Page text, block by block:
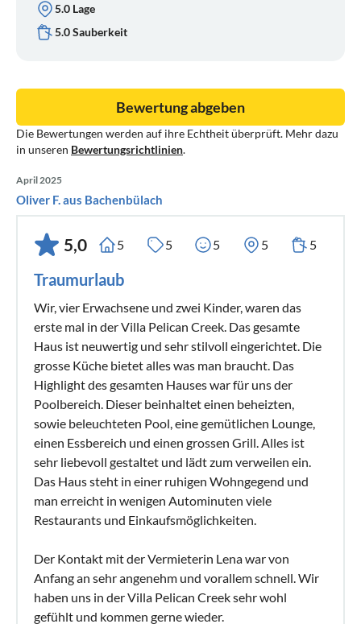
5.0 Lage
5.0 Sauberkeit
Die Bewertungen werden auf ihre Echtheit überprüft. Mehr dazu
in unseren Bewertungsrichtlinien.
Bewertung abgeben
April 2025
Oliver F. aus Bachenbülach
5,0 5 5 5 5 5
Traumurlaub
Wir, vier Erwachsene und zwei Kinder, waren das
erste mal in der Villa Pelican Creek. Das gesamte
Haus ist neuwertig und sehr stilvoll eingerichtet. Die
grosse Küche bietet alles was man braucht. Das
Highlight des gesamten Hauses war für uns der
Poolbereich. Dieser beinhaltet einen beheizten,
sowie beleuchteten Pool, eine gemütlichen Lounge,
einen Essbereich und einen grossen Grill. Alles ist
sehr liebevoll gestaltet und lädt zum verweilen ein.
Das Haus steht in einer ruhigen Wohngegend und
man erreicht in wenigen Autominuten viele
Restaurants und Einkaufsmöglichkeiten.
Der Kontakt mit der Vermieterin Lena war von
Anfang an sehr angenehm und vorallem schnell. Wir
haben uns in der Villa Pelican Creek sehr wohl
gefühlt und kommen gerne wieder.